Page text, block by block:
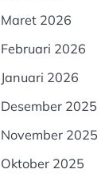
Maret 2026
Februari 2026
Januari 2026
Desember 2025
November 2025
Oktober 2025